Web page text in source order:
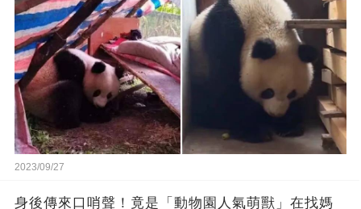
2023/09/27
身後傳來口哨聲！竟是「動物園人氣萌獸」在找媽